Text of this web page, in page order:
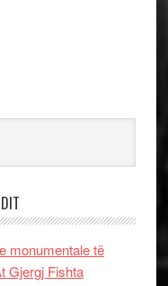
monumentale të
Gjergj Fishta